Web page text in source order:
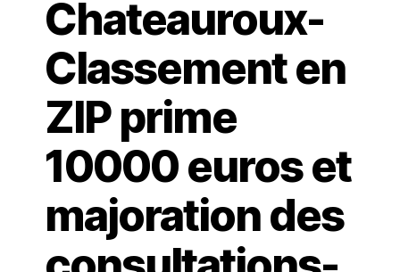
Chateauroux-
Classement en
ZIP prime
10000 euros et
majoration des